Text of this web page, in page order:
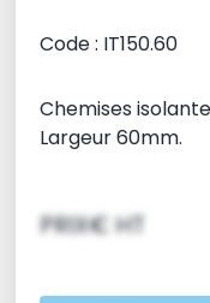
Code : IT150.60
Chemises
Largeur 60mm.
PRIX€ HT